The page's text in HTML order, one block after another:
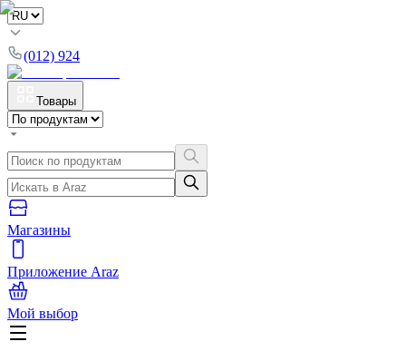
(012) 924
Товары
Магазины
Приложение Araz
Мой выбор